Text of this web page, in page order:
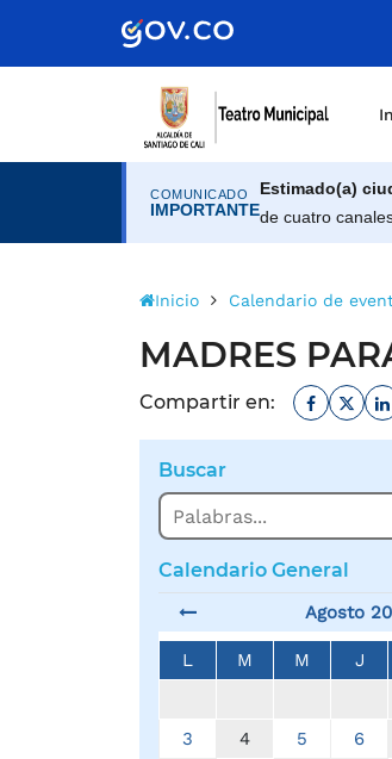
de
COMUNICADO
IMPORTANTE
Estimado(a)
de cuatro
Inicio Calendario de
MADRES
Compartir en:
Buscar
Buscar
Calendario General
Agosto
L M M J
3
4 5 6